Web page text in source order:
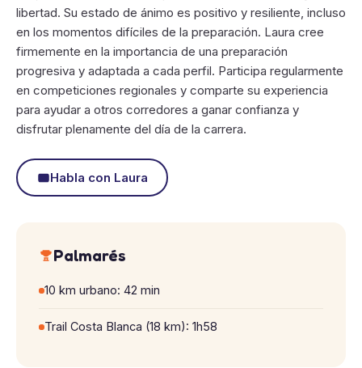
libertad. Su estado de ánimo es positivo y resiliente, incluso
en los momentos difíciles de la preparación. Laura cree
firmemente en la importancia de una preparación
progresiva y adaptada a cada perfil. Participa regularmente
en competiciones regionales y comparte su experiencia
para ayudar a otros corredores a ganar confianza y
disfrutar plenamente del día de la carrera.
Habla con Laura
Palmarés
10 km urbano: 42 min
Trail Costa Blanca (18 km): 1h58